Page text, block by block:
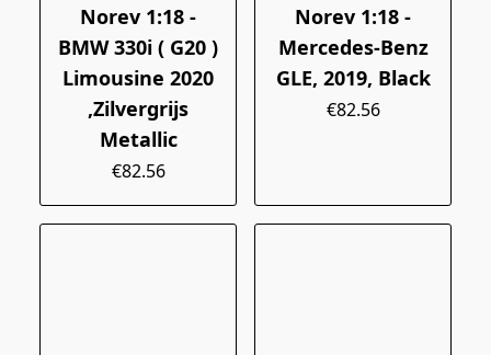
Norev 1:18 -
BMW 330i ( G20 )
Limousine 2020
,Zilvergrijs
Metallic
€82.56
Norev 1:18 -
Mercedes-Benz
GLE, 2019, Black
€82.56